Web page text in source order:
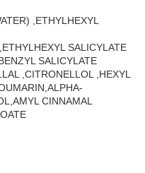
,ETHYLHEXYL
SALICYLATE
SALICYLATE
,CITRONELLOL ,HEXYL
CINNAMAL